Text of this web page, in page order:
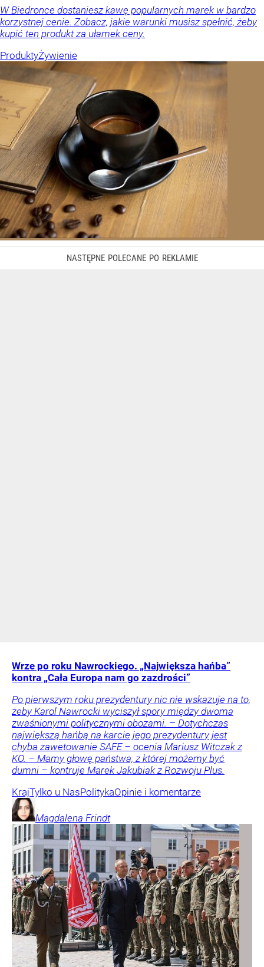
W Biedronce dostaniesz kawę popularnych marek w bardzo
korzystnej cenie. Zobacz, jakie warunki musisz spełnić, żeby
kupić ten produkt za ułamek ceny.
ProduktyŻywienie
Wrze po roku Nawrockiego. „Największa hańba”
kontra „Cała Europa nam go zazdrości”
Po pierwszym roku prezydentury nic nie wskazuje na to,
żeby Karol Nawrocki wyciszył spory między dwoma
zwaśnionymi politycznymi obozami. – Dotychczas
największą hańbą na karcie jego prezydentury jest
chyba zawetowanie SAFE – ocenia Mariusz Witczak z
KO. – Mamy głowę państwa, z której możemy być
dumni – kontruje Marek Jakubiak z Rozwoju Plus.
KrajTylko u NasPolitykaOpinie i komentarze
Magdalena Frindt